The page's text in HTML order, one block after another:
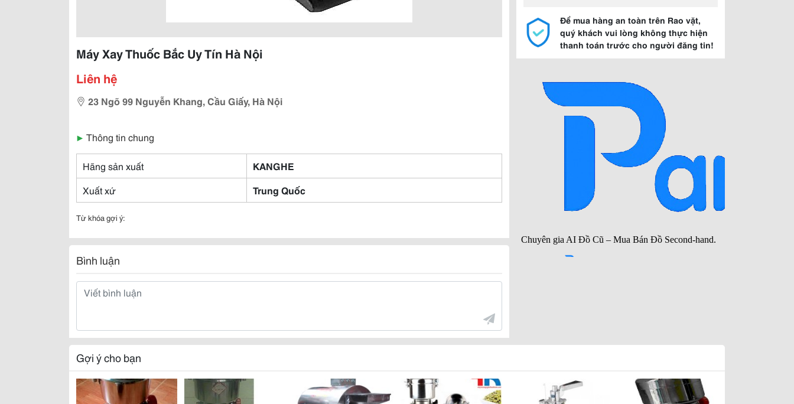
Máy Xay Thuốc Bắc Uy Tín Hà Nội
Liên hệ
23 Ngõ 99 Nguyễn Khang, Cầu Giấy, Hà Nội
▶ Thông tin chung
Hãng sản xuất
KANGHE
Xuất xứ
Trung Quốc
Từ khóa gợi ý:
Bình luận
Để mua hàng an toàn trên Rao vặt,
quý khách vui lòng không thực hiện
thanh toán trước cho người đăng tin!
Gợi ý cho bạn